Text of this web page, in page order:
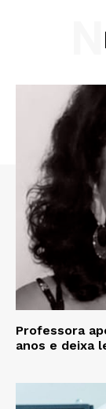
Professora
anos e deixa